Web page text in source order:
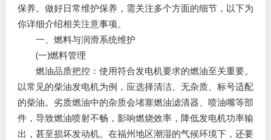
保养。做好日常维护保养，需关注多个方面的细节，以下为
你详细介绍相关注意事项。​
一、燃料与润滑系统维护​
(一)燃料管理​
燃油品质把控：使用符合发电机要求的燃油至关重要。
以常见的柴油发电机为例，应选择清洁、无杂质、标号适配
的柴油。劣质燃油中的杂质会堵塞燃油滤清器、喷油嘴等部
件，导致燃油喷射不畅，影响燃烧效率，降低发电机功率输
出，甚至损坏发动机。在福州地区潮湿的气候环境下，还要